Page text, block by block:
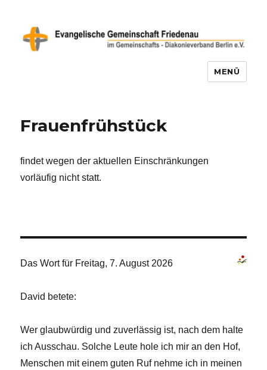
Evangelische Gemeinschaft
MENÜ
Frauenfrühstück
findet wegen der aktuellen Einschränkungen
vorläufig nicht statt.
Das Wort für Freitag, 7. August 2026
David betete:
Wer glaubwürdig und zuverlässig ist, nach dem halte
ich Ausschau. Solche Leute hole ich mir an den Hof,
Menschen mit einem guten Ruf nehme ich in meinen